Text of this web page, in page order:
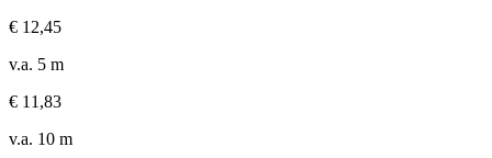
€ 12,45
v.a. 5 m
€ 11,83
v.a. 10 m